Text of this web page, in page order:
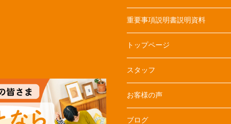
重要事項説明書説明資料
トップページ
スタッフ
お客様の声
ブログ